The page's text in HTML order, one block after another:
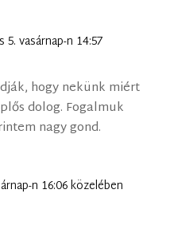
5. vasárnap-n 14:57
hogy nekünk miért
dolog. Fogalmuk
nagy gond.
n 16:06 közelében